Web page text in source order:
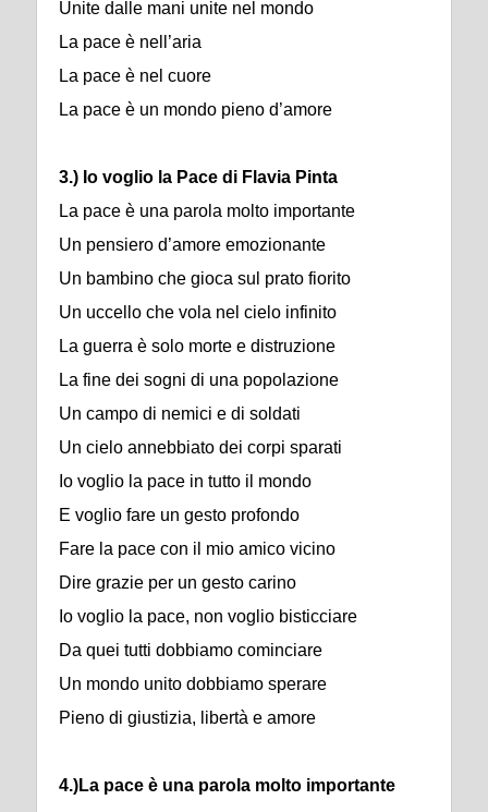
Unite dalle mani unite nel mondo
La pace è nell’aria
La pace è nel cuore
La pace è un mondo pieno d’amore
3.) Io voglio la Pace di Flavia Pinta
La pace è una parola molto importante
Un pensiero d’amore emozionante
Un bambino che gioca sul prato fiorito
Un uccello che vola nel cielo infinito
La guerra è solo morte e distruzione
La fine dei sogni di una popolazione
Un campo di nemici e di soldati
Un cielo annebbiato dei corpi sparati
Io voglio la pace in tutto il mondo
E voglio fare un gesto profondo
Fare la pace con il mio amico vicino
Dire grazie per un gesto carino
Io voglio la pace, non voglio bisticciare
Da quei tutti dobbiamo cominciare
Un mondo unito dobbiamo sperare
Pieno di giustizia, libertà e amore
4.)La pace è una parola molto importante